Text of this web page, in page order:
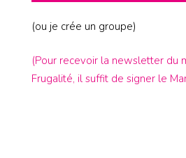
(ou je crée un groupe)
(Pour recevoir la newsletter du
Frugalité, il suffit de signer le